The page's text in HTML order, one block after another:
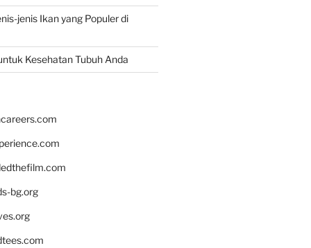
jenis Ikan yang Populer di
Kesehatan Tubuh Anda
bg.org